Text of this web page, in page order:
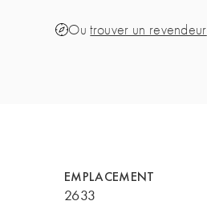
Outrouver un revendeur
EMPLACEMENT
2633